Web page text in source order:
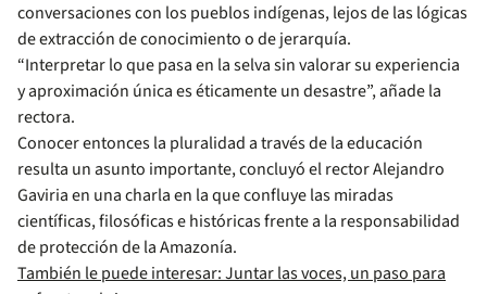
conversaciones con los pueblos indígenas, lejos de las lógicas
de extracción de conocimiento o de jerarquía.
“Interpretar lo que pasa en la selva sin valorar su experiencia
y aproximación única es éticamente un desastre”, añade la
rectora.
Conocer entonces la pluralidad a través de la educación
resulta un asunto importante, concluyó el rector Alejandro
Gaviria en una charla en la que confluye las miradas
científicas, filosóficas e históricas frente a la responsabilidad
de protección de la Amazonía.
También le puede interesar: Juntar las voces, un paso para